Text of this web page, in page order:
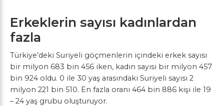
Erkeklerin sayısı kadınlardan
fazla
Türkiye’deki Suriyeli göçmenlerin içindeki erkek sayısı
bir milyon 683 bin 456 iken, kadın sayısı bir milyon 457
bin 924 oldu. 0 ile 30 yaş arasındaki Suriyeli sayısı 2
milyon 221 bin 510. En fazla oranı 464 bin 886 kişi ile 19
– 24 yaş grubu oluşturuyor.